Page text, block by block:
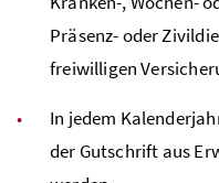
Präsenz- oder
freiwilligen
In jedem
der Gutschrift aus